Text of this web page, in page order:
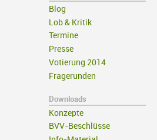
Blog
Lob & Kritik
Termine
Presse
Votierung 2014
Fragerunden
Downloads
Konzepte
BVV-Beschlüsse